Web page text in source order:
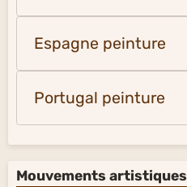
Espagne peinture
Portugal peinture
Mouvements artistiques